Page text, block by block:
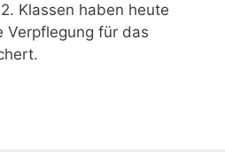
Klassen haben heute
Verpflegung für das